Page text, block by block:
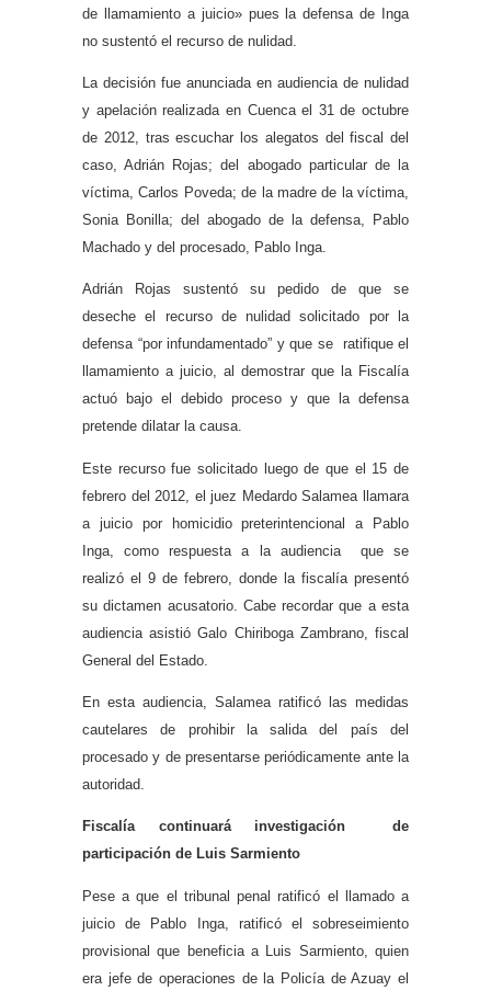
de llamamiento a juicio» pues la defensa de Inga
no sustentó el recurso de nulidad.
La decisión fue anunciada en audiencia de nulidad
y apelación realizada en Cuenca el 31 de octubre
de 2012, tras escuchar los alegatos del fiscal del
caso, Adrián Rojas; del abogado particular de la
víctima, Carlos Poveda; de la madre de la víctima,
Sonia Bonilla; del abogado de la defensa, Pablo
Machado y del procesado, Pablo Inga.
Adrián Rojas sustentó su pedido de que se
deseche el recurso de nulidad solicitado por la
defensa “por infundamentado” y que se ratifique el
llamamiento a juicio, al demostrar que la Fiscalía
actuó bajo el debido proceso y que la defensa
pretende dilatar la causa.
Este recurso fue solicitado luego de que el 15 de
febrero del 2012, el juez Medardo Salamea llamara
a juicio por homicidio preterintencional a Pablo
Inga, como respuesta a la audiencia que se
realizó el 9 de febrero, donde la fiscalía presentó
su dictamen acusatorio. Cabe recordar que a esta
audiencia asistió Galo Chiriboga Zambrano, fiscal
General del Estado.
En esta audiencia, Salamea ratificó las medidas
cautelares de prohibir la salida del país del
procesado y de presentarse periódicamente ante la
autoridad.
Fiscalía continuará investigación de
participación de Luis Sarmiento
Pese a que el tribunal penal ratificó el llamado a
juicio de Pablo Inga, ratificó el sobreseimiento
provisional que beneficia a Luis Sarmiento, quien
era jefe de operaciones de la Policía de Azuay el